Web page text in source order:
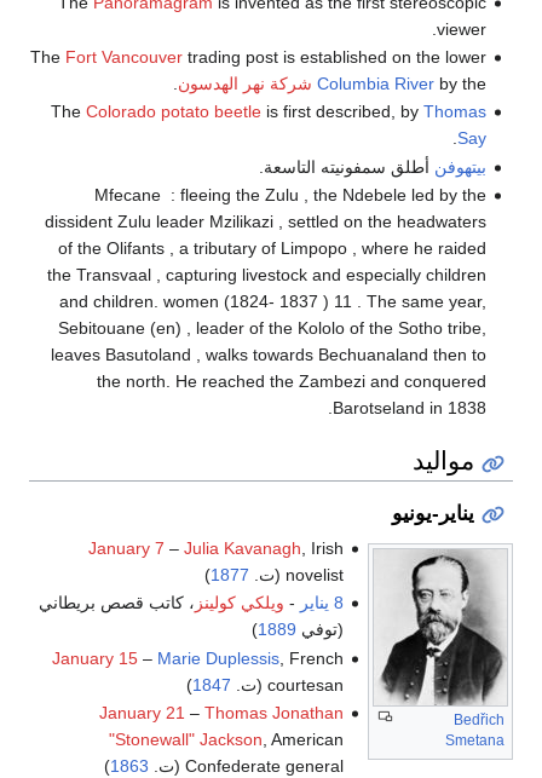
viewer.
The Fort Vancouvertrading post is established on the lower
Columbia Riverby the شركة نهر الهدسون
The Colorado potato beetleis first described, by Thomas
Say
.
بيتهوفن أطلق سمفونيته التاسعة.
Mfecane : fleeing the Zulu , the Ndebele led by the
dissident Zulu leader Mzilikazi , settled on the headwaters
of the Olifants , a tributary of Limpopo , where he raided
the Transvaal , capturing livestock and especially children
and children. women (1824- 1837 ) 11 . The same year,
Sebitouane (en) , leader of the Kololo of the Sotho tribe,
leaves Basutoland , walks towards Bechuanaland then to
the north. He reached the Zambezi and conquered
Barotseland in 1838.
مواليد
يناير-يونيو
Bedřich
Smetana
January 7 –Julia Kavanagh , Irish
novelist (ت.
1877
)
8 يناير
- ويلكي كولينز ، كاتب قصص بريطاني
(توفي 1889
)
January 15 – Marie Duplessis , French
courtesan (ت.
1847
)
January 21 –Thomas Jonathan
"Stonewall" Jackson, American
Confederate general (ت.
1863
)